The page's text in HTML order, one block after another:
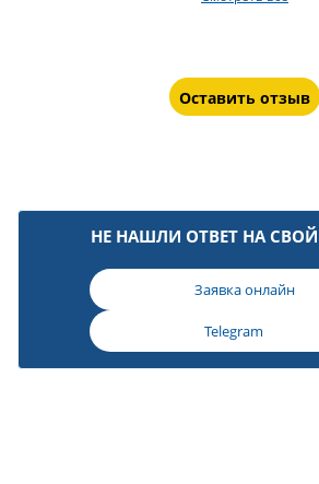
Оставить отзыв
НЕ НАШЛИ ОТВЕТ НА
Заявка онлайн
Telegram